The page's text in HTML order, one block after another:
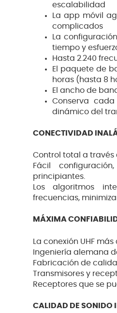
escalabilidad
La app móvil
complicados
La
tiempo y
Hasta 2.240
El paquete de
horas (hasta 8
El ancho de
Conserva
dinámico del
CONECTIVIDAD
Control total a través
Fácil
principiantes.
Los algoritmos
frecuencias,
MÁXIMA
La conexión UHF
Ingeniería alemana
Fabricación de
Transmisores y
Receptores que se
CALIDAD DE SONIDO